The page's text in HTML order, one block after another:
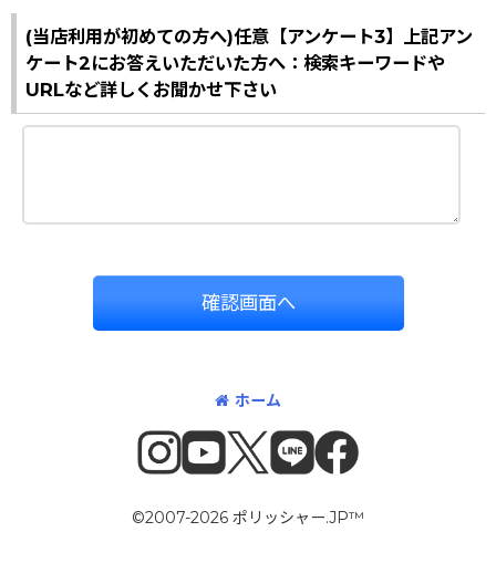
(当店利用が初めての方へ)任意【アンケート3】上記アン
ケート2にお答えいただいた方へ：検索キーワードや
URLなど詳しくお聞かせ下さい
確認画面へ
ホーム
©2007-2026 ポリッシャー.JP™